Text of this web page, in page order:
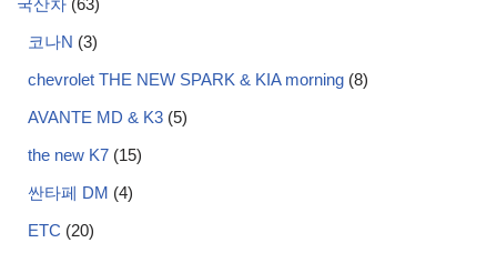
코나N (3)
chevrolet THE NEW SPARK & KIA morning (8)
AVANTE MD & K3 (5)
the new K7 (15)
싼타페 DM (4)
ETC (20)